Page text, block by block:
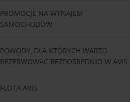
PROMOCJE NA WYNAJEM
SAMOCHODÓW
POWODY, DLA KTÓRYCH WARTO
REZERWOWAĆ BEZPOŚREDNIO W AVIS
FLOTA AVIS